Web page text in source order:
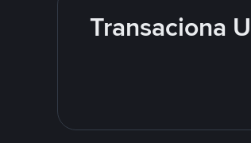
Transaciona